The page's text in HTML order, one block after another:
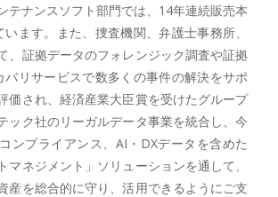
テナンスソフト部門では、14年連続販売本
ます。また、捜査機関、弁護士事務所、
、証拠データのフォレンジック調査や証拠
バリサービスで数多くの事件の解決をサポ
価され、経済産業大臣賞を受けたグループ
ック社のリーガルデータ事業を統合し、今
ンプライアンス、AI・DXデータを含めた
マネジメント」ソリューションを通して、
産を総合的に守り、活用できるようにご支